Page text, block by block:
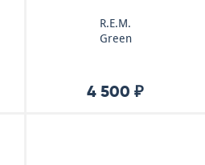
R.E.M.
Green
4 500 ₽